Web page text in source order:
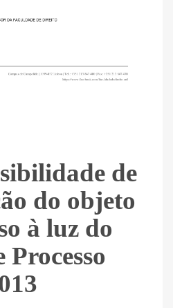
de
do objeto
à luz do
Processo